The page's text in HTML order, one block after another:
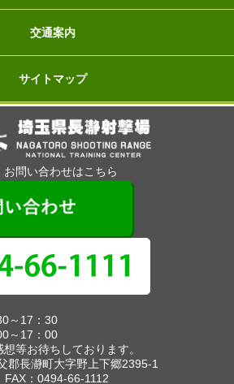
交通案内
サイトマップ
問い合わせはこちら
～17：30
～17：00
等お待ちしております。
郡長瀞町大字野上下郷2395-1
：0494-66-1112